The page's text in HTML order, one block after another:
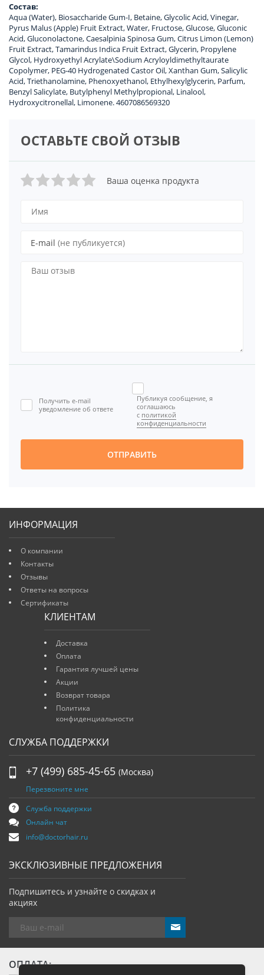
Состав:
Aqua (Water), Biosaccharide Gum-I, Betaine, Glycolic Acid, Vinegar,
Pyrus Malus (Apple) Fruit Extract, Water, Fructose, Glucose, Gluconic
Acid, Gluconolactone, Caesalpinia Spinosa Gum, Citrus Limon (Lemon)
Fruit Extract, Tamarindus Indica Fruit Extract, Glycerin, Propylene
Glycol, Hydroxyethyl Аcrylate\Sodium Аcryloyldimethyltaurate
Сopolymer, PEG-40 Hydrogenated Castor Oil, Xanthan Gum, Salicylic
Acid, Triethanolamine, Phenoxyethanol, Ethylhexylglycerin, Parfum,
Benzyl Salicylate, Butylphenyl Methylpropional, Linalool,
Hydroxycitronellal, Limonene. 4607086569320
ОСТАВЬТЕ СВОЙ ОТЗЫВ
Ваша оценка продукта
E-mail (не публикуется)
Получить e-mail
уведомление об ответе
Публикуя сообщение, я
соглашаюсь
с политикой
конфиденциальности
ОТПРАВИТЬ
ИНФОРМАЦИЯ
О компании
Контакты
Отзывы
Ответы на вопросы
Сертификаты
КЛИЕНТАМ
Доставка
Оплата
Гарантия лучшей цены
Акции
Возврат товара
Политика
конфиденциальности
СЛУЖБА ПОДДЕРЖКИ
+7 (499) 685-45-65 (Москва)
Перезвоните мне
Служба поддержки
Онлайн чат
info@doctorhair.ru
ЭКСКЛЮЗИВНЫЕ ПРЕДЛОЖЕНИЯ
Подпишитесь и узнайте о скидках и
акциях
send
ОПЛАТА: